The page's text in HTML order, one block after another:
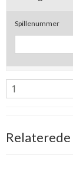
Spillenummer